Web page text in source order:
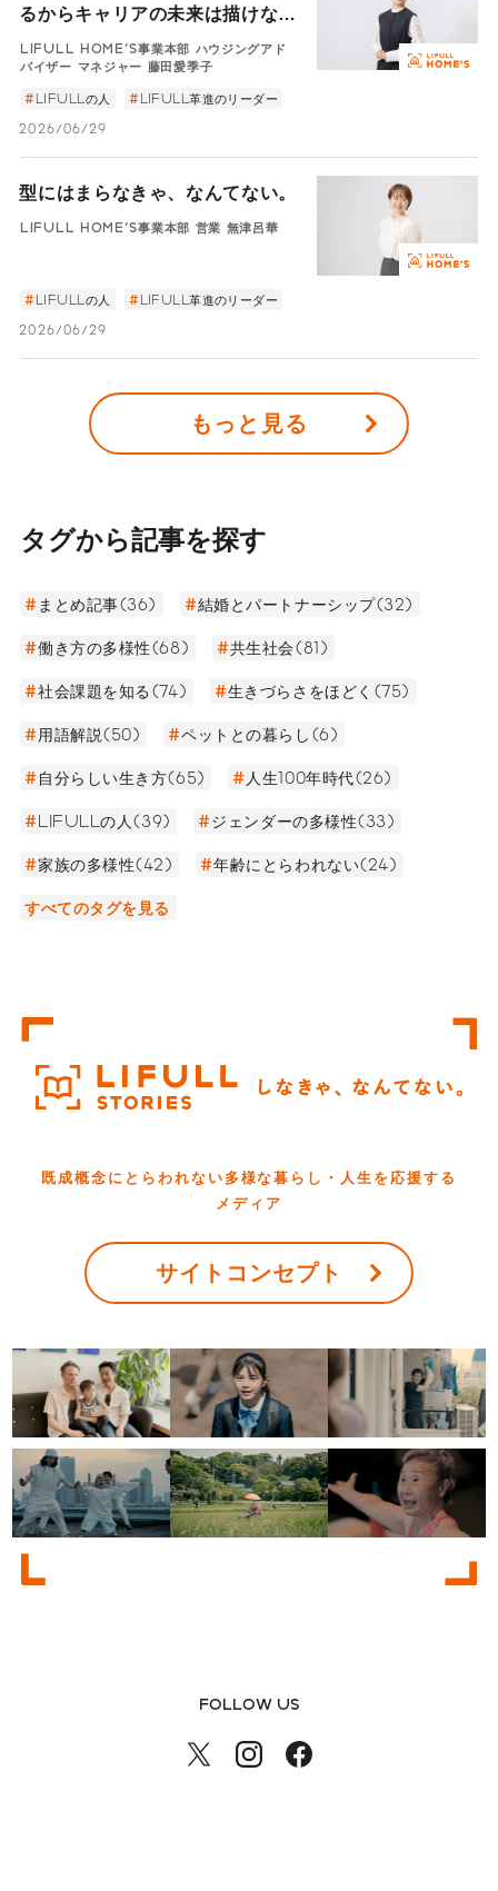
るからキャリアの未来は描けな
い、なんてない。
LIFULL HOME'S事業本部 ハウジングアド
バイザー マネジャー 藤田愛季子
LIFULLの人 LIFULL革進のリーダー
2026/06/29
型にはまらなきゃ、なんてない。
LIFULL HOME'S事業本部 営業 無津呂華
LIFULLの人 LIFULL革進のリーダー
2026/06/29
もっと見る
タグから記事を探す
まとめ記事(36) 結婚とパートナーシップ(32)
働き方の多様性(68) 共生社会(81)
社会課題を知る(74) 生きづらさをほどく(75)
用語解説(50) ペットとの暮らし(6)
自分らしい生き方(65) 人生100年時代(26)
LIFULLの人(39) ジェンダーの多様性(33)
家族の多様性(42) 年齢にとらわれない(24)
すべてのタグを見る
既成概念にとらわれない多様な暮らし・人生を応援する
メディア
サイトコンセプト
FOLLOW US